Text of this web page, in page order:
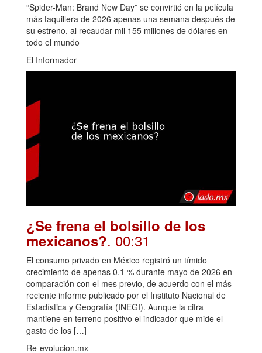
“Spider-Man: Brand New Day” se convirtió en la película
más taquillera de 2026 apenas una semana después de
su estreno, al recaudar mil 155 millones de dólares en
todo el mundo
El Informador
¿Se frena el bolsillo de los
mexicanos?. 00:31
El consumo privado en México registró un tímido
crecimiento de apenas 0.1 % durante mayo de 2026 en
comparación con el mes previo, de acuerdo con el más
reciente informe publicado por el Instituto Nacional de
Estadística y Geografía (INEGI). Aunque la cifra
mantiene en terreno positivo el indicador que mide el
gasto de los […]
Re-evolucion.mx